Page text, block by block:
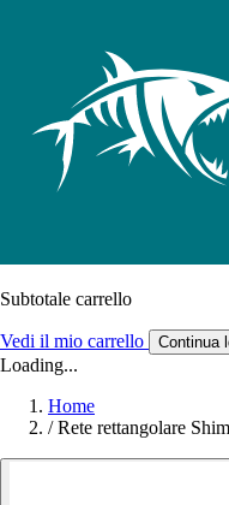
Subtotale carrello
Vedi il mio carrello Continua
Loading...
Home
/ Rete rettangolare